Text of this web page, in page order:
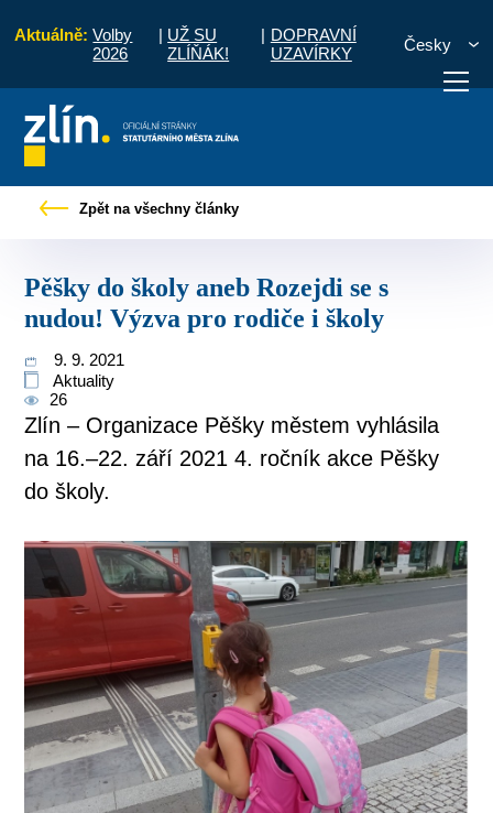
Aktuálně: Volby
2026
| UŽ SU
ZLÍŇÁK!
| DOPRAVNÍ
UZAVÍRKY
Česky
vyřídit Potřebuji zaplatit
Zpět na všechny články
Pěšky do školy aneb Rozejdi se s
nudou! Výzva pro rodiče i školy
9. 9. 2021
Aktuality
26
Zlín – Organizace Pěšky městem vyhlásila
na 16.–22. září 2021 4. ročník akce Pěšky
do školy.